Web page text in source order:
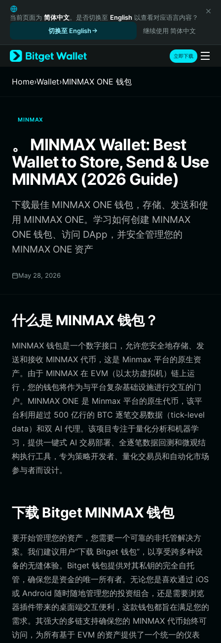
English
日本語
Русский
Español (Latinoamérica)
Türkçe
Italiano
繁體中文
Português (Portugal)
Bahasa Indonesia
ภาษาไทย
हिन्दी
Português (Brasil)
Español (Argentina)
当前页面为 简体中文。是否切换至 English 以查看对应语言内容？
切换至 English
继续使用 简体中文
立即下载
Home›Wallet›MINMAX ONE 钱包
MINMAX
。 MINMAX Wallet: Best
Wallet to Store, Send & Use
MINMAX (2026 Guide)
下载最佳 MINMAX ONE 钱包，存储、发送和使
用 MINMAX ONE。学习如何创建 MINMAX
ONE 钱包、访问 DApp，并安全管理您的
MINMAX ONE 资产
May 28, 2026
什么是 MINMAX 钱包？
MINMAX 钱包是一个数字接口，允许您安全地存储、发
送和接收 MINMAX 代币，这是 Minmax 平台的原生资
产。由于 MINMAX 在 EVM（以太坊虚拟机）链上运
行，您的钱包将作为与平台复杂基础设施进行交互的门
户。MINMAX ONE 是 Minmax 平台的原生代币，该平
台利用超过 500 亿行的 BTC 逐笔交易数据（tick-level
data）和双 AI 代理。该项目专注于量化分析和机器学
习，提供一键式 AI 交易部署、全逐笔数据回测和微观结
构执行工具，专为策略开发者、量化交易员和自动化市场
参与者而设计。
下载 Bitget MINMAX 钱包
要开始管理您的资产，您需要一个可靠的非托管解决方
案。我们建议用户“下载 Bitget 钱包”，以享受跨多种设
备的无缝体验。Bitget 钱包提供对其私钥的完全自托
管，确保您是资金的唯一所有者。无论您是喜欢通过 iOS
或 Android 随时随地管理您的投资组合，还是需要浏览
器插件带来的桌面端交互便利，这款钱包都旨在满足您的
需求。其强大的多链支持确保您的 MINMAX 代币始终可
访问，为所有基于 EVM 的资产提供了一个统一的仪表